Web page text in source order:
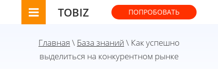
TOBIZ ПОПРОБОВАТЬ
Главная \ База знаний \ Как успешно
выделиться на конкурентном рынке